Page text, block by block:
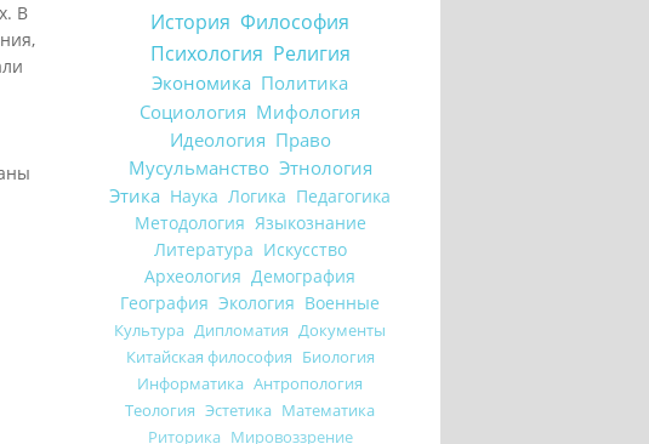
В
История Философия
Психология Религия
Экономика Политика
Социология Мифология
Идеология Право
Мусульманство Этнология
Этика Наука Логика Педагогика
Методология Языкознание
Литература Искусство
Археология Демография
География Экология Военные
Культура Дипломатия Документы
Китайская философия Биология
Информатика Антропология
Теология Эстетика Математика
Риторика Мировоззрение